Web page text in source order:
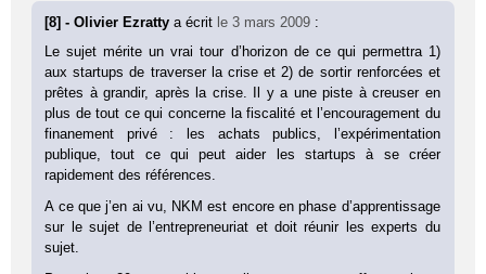
[8] - Olivier Ezrattya écrit le 3 mars 2009 :
Le sujet mérite un vrai tour d’horizon de ce qui permettra 1)
aux startups de traverser la crise et 2) de sortir renforcées et
prêtes à grandir, après la crise. Il y a une piste à creuser en
plus de tout ce qui concerne la fiscalité et l’encouragement du
finanement privé : les achats publics, l’expérimentation
publique, tout ce qui peut aider les startups à se créer
rapidement des références.
A ce que j’en ai vu, NKM est encore en phase d’apprentissage
sur le sujet de l’entrepreneuriat et doit réunir les experts du
sujet.